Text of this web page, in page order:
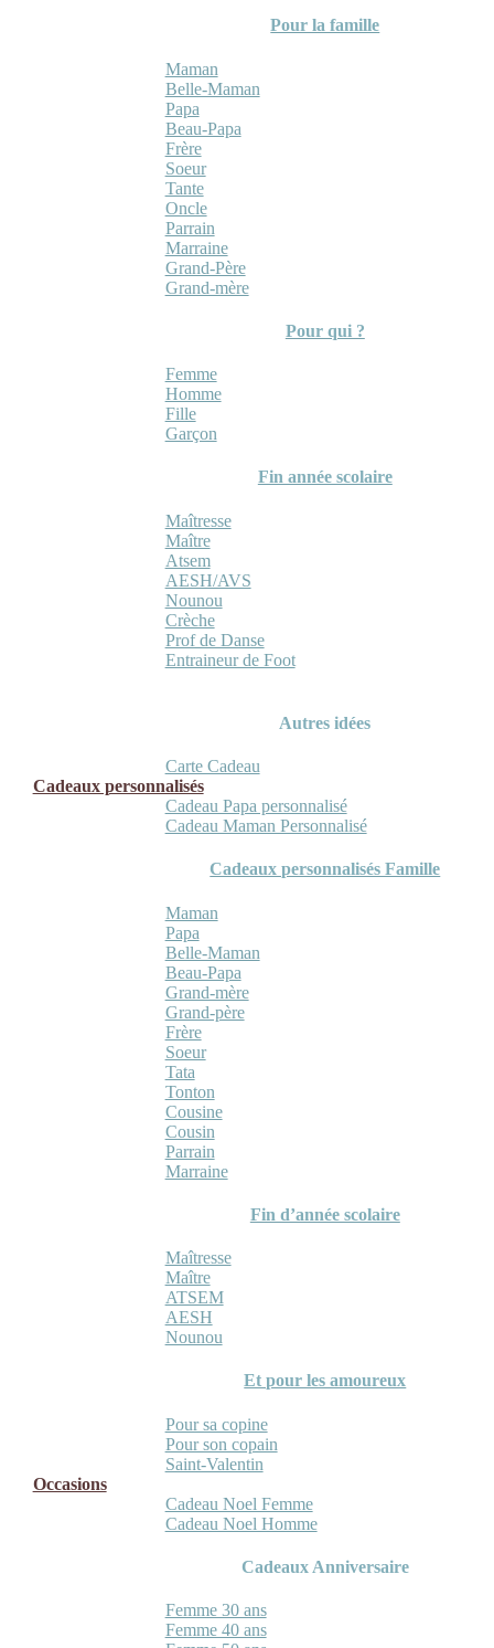
Pour la famille
Maman
Belle-Maman
Papa
Beau-Papa
Frère
Soeur
Tante
Oncle
Parrain
Marraine
Grand-Père
Grand-mère
Pour qui ?
Femme
Homme
Fille
Garçon
Fin année scolaire
Maîtresse
Maître
Atsem
AESH/AVS
Nounou
Crèche
Prof de Danse
Entraineur de Foot
Autres idées
Carte Cadeau
Cadeaux personnalisés
Cadeau Papa personnalisé
Cadeau Maman Personnalisé
Cadeaux personnalisés Famille
Maman
Papa
Belle-Maman
Beau-Papa
Grand-mère
Grand-père
Frère
Soeur
Tata
Tonton
Cousine
Cousin
Parrain
Marraine
Fin d’année scolaire
Maîtresse
Maître
ATSEM
AESH
Nounou
Et pour les amoureux
Pour sa copine
Pour son copain
Saint-Valentin
Occasions
Cadeau Noel Femme
Cadeau Noel Homme
Cadeaux Anniversaire
Femme 30 ans
Femme 40 ans